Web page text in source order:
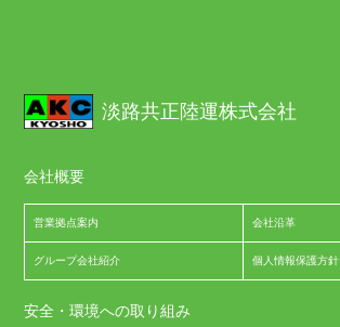
淡路共正陸運株式会社
会社概要
営業拠点案内 会社沿革
グループ会社紹介 個人情報保護方針
安全・環境への取り組み